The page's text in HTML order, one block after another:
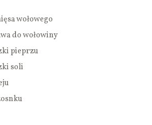
wołowego
do wołowiny
pieprzu
soli